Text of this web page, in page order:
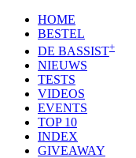
HOME
BESTEL
DE BASSIST+
NIEUWS
TESTS
VIDEOS
EVENTS
TOP 10
INDEX
GIVEAWAY